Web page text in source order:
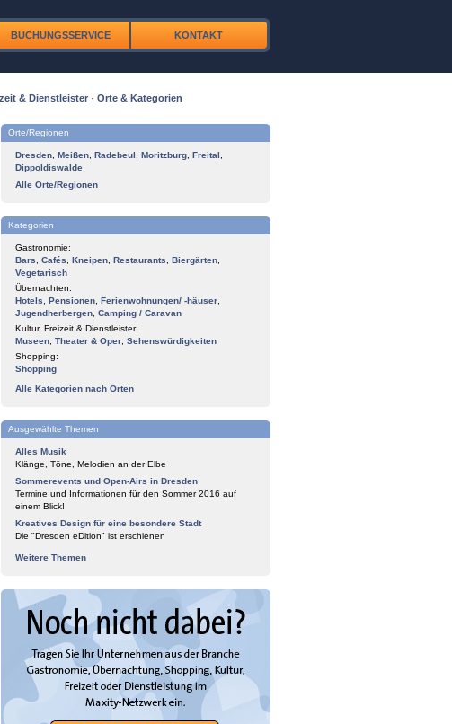
BUCHUNGSSERVICE KONTAKT
& Dienstleister · Orte & Kategorien
Orte/Regionen
Dresden Meißen Radebeul Moritzburg Freital
Dippoldiswalde
Alle Orte/Regionen
Kategorien
Gastronomie:
Bars
Cafés Kneipen Restaurants Biergärten
Vegetarisch
Übernachten:
Hotels
Pensionen Ferienwohnungen/ -häuser
Jugendherbergen Camping / Caravan
Kultur, Freizeit & Dienstleister:
Museen Theater & Oper Sehenswürdigkeiten
Shopping:
Shopping
Alle Kategorien nach Orten
Ausgewählte Themen
Alles Musik
Klänge, Töne, Melodien an der Elbe
Sommerevents und Open-Airs in Dresden
Termine und Informationen für den Sommer 2016 auf
einem Blick!
Kreatives Design für eine besondere Stadt
Die "Dresden eDition" ist erschienen
Weitere Themen